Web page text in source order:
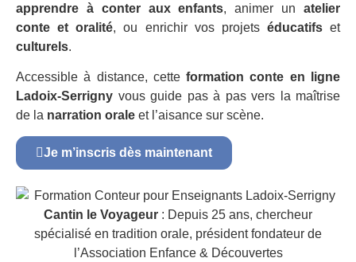
apprendre à conter aux enfants, animer unatelier
conte et oralité, ou enrichir vos projets éducatifset
culturels.
Accessible à distance, cetteformation conte en ligne
Ladoix-Serrigny vous guide pas à pas vers la maîtrise
de la narration orale et l’aisance sur scène.
Je m’inscris dès maintenant
Cantin le Voyageur : Depuis 25 ans, chercheur
spécialisé en tradition orale, président fondateur de
l’Association Enfance & Découvertes